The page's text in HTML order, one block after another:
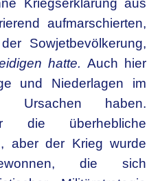
Kriegserklärung aus
aufmarschierten,
Sowjetbevölkerung,
hatte. Auch hier
und Niederlagen im
Ursachen haben.
die überhebliche
aber der Krieg wurde
die sich